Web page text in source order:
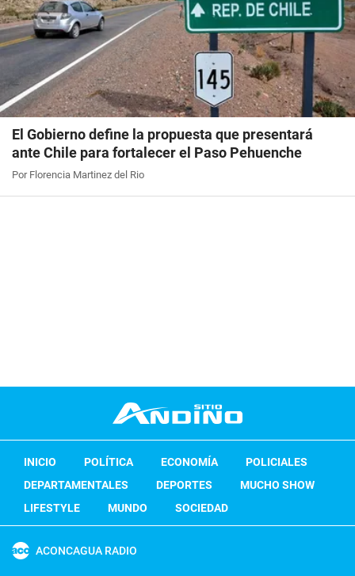
El Gobierno define la propuesta que presentará
ante Chile para fortalecer el Paso Pehuenche
Por Florencia Martinez del Rio
INICIO POLÍTICA ECONOMÍA
POLICIALES
DEPARTAMENTALES
DEPORTES
MUCHO SHOW
LIFESTYLE
MUNDO SOCIEDAD
ACONCAGUA RADIO